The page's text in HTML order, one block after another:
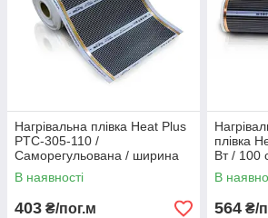
Нагрівальна плівка Heat Plus
PTC-305-110 /
Саморегульована / ширина
50 см / 220 Вт/м² / 45 °C max
В наявності
403 ₴/пог.м
плівка
Вт / 100
В
564 ₴/